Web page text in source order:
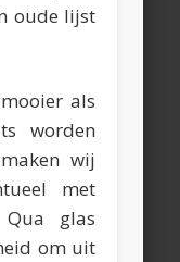
oude lijst
als
worden
wij
met
Qua glas
om uit